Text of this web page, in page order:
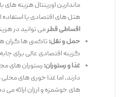
ماندارین اورینتال هزینه ‌های بالایی
هتل‌ های اقتصادی یا استفاده از
اقساطی قطرمی ‌توانید در هزینه
حمل ‌و نقل:تاکسی ‌ها گران
گزینه اقتصادی عالی برای
غذا و رستوران:رستوران‌ های مجلل
دارند، اما غذا خوری‌ های محلی مانند
های خوشمزه و ارزان ارائه می ‌دهند.